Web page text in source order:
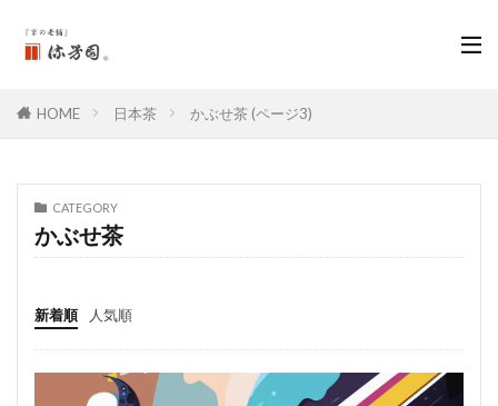
HOME 日本茶 かぶせ茶 (ページ3)
CATEGORY
かぶせ茶
新着順 人気順